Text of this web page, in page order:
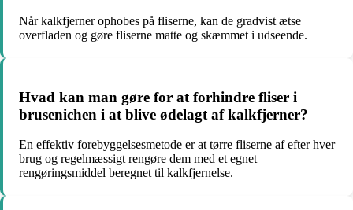
Når kalkfjerner ophobes på fliserne, kan de gradvist ætse
overfladen og gøre fliserne matte og skæmmet i udseende.
Hvad kan man gøre for at forhindre fliser i
brusenichen i at blive ødelagt af kalkfjerner?
En effektiv forebyggelsesmetode er at tørre fliserne af efter hver
brug og regelmæssigt rengøre dem med et egnet
rengøringsmiddel beregnet til kalkfjernelse.